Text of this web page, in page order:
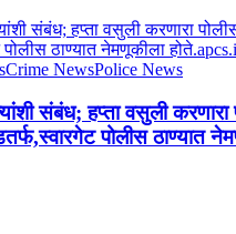
Crime NewsPolice News
संबंध; हप्ता वसुली करणारा
पोलीस ठाण्यात